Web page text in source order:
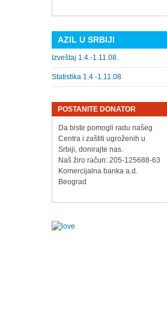
AZIL U SRBIJI
Izveštaj 1.4.-1.11.08.
Statistika 1.4 -1.11.08
POSTANITE DONATOR
Da biste pomogli radu našeg
Centra i zaštiti ugroženih u
Srbiji, donirajte nas.
Naš žiro račun: 205-125688-63
Komercijalna banka a.d.
Beograd